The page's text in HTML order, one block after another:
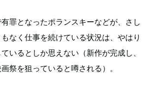
罪となったポランスキーなどが、さし
なく仕事を続けている状況は、やはり
いるとしか思えない（新作が完成し、
祭を狙っていると噂される）。